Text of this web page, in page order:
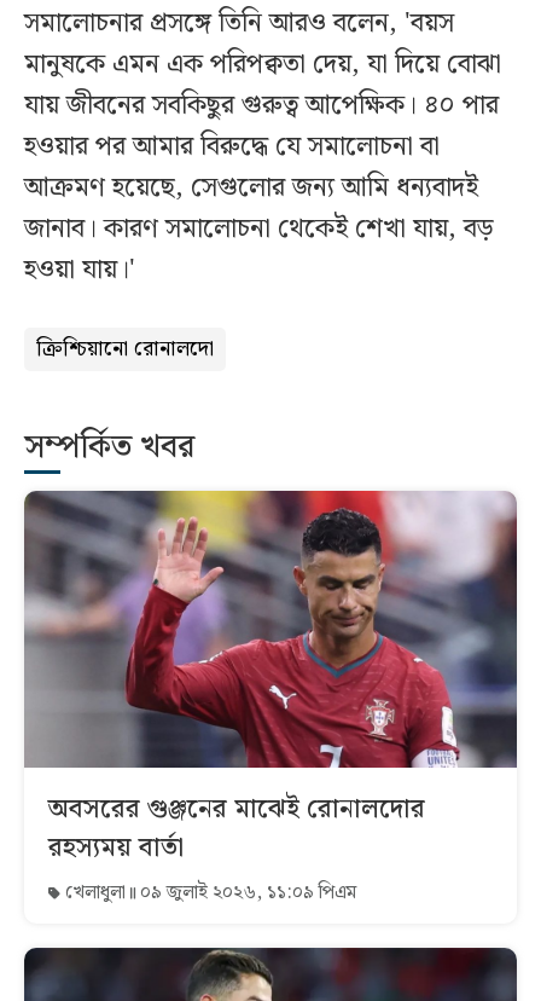
সমালোচনার প্রসঙ্গে তিনি আরও বলেন, 'বয়স
মানুষকে এমন এক পরিপক্বতা দেয়, যা দিয়ে বোঝা
যায় জীবনের সবকিছুর গুরুত্ব আপেক্ষিক। ৪০ পার
হওয়ার পর আমার বিরুদ্ধে যে সমালোচনা বা
আক্রমণ হয়েছে, সেগুলোর জন্য আমি ধন্যবাদই
জানাব। কারণ সমালোচনা থেকেই শেখা যায়, বড়
হওয়া যায়।'
ক্রিশ্চিয়ানো রোনালদো
সম্পর্কিত খবর
অবসরের গুঞ্জনের মাঝেই রোনালদোর
রহস্যময় বার্তা
খেলাধুলা ০৯ জুলাই ২০২৬, ১১:০৯ পিএম